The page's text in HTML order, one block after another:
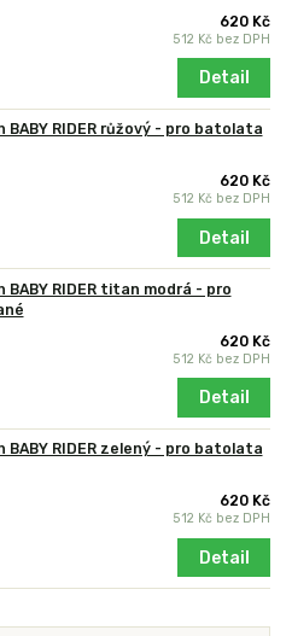
620 Kč
512 Kč bez DPH
Detail
BABY RIDER růžový - pro batolata
620 Kč
512 Kč bez DPH
Detail
RIDER titan modrá - pro
620 Kč
512 Kč bez DPH
Detail
BABY RIDER zelený - pro batolata
620 Kč
512 Kč bez DPH
Detail